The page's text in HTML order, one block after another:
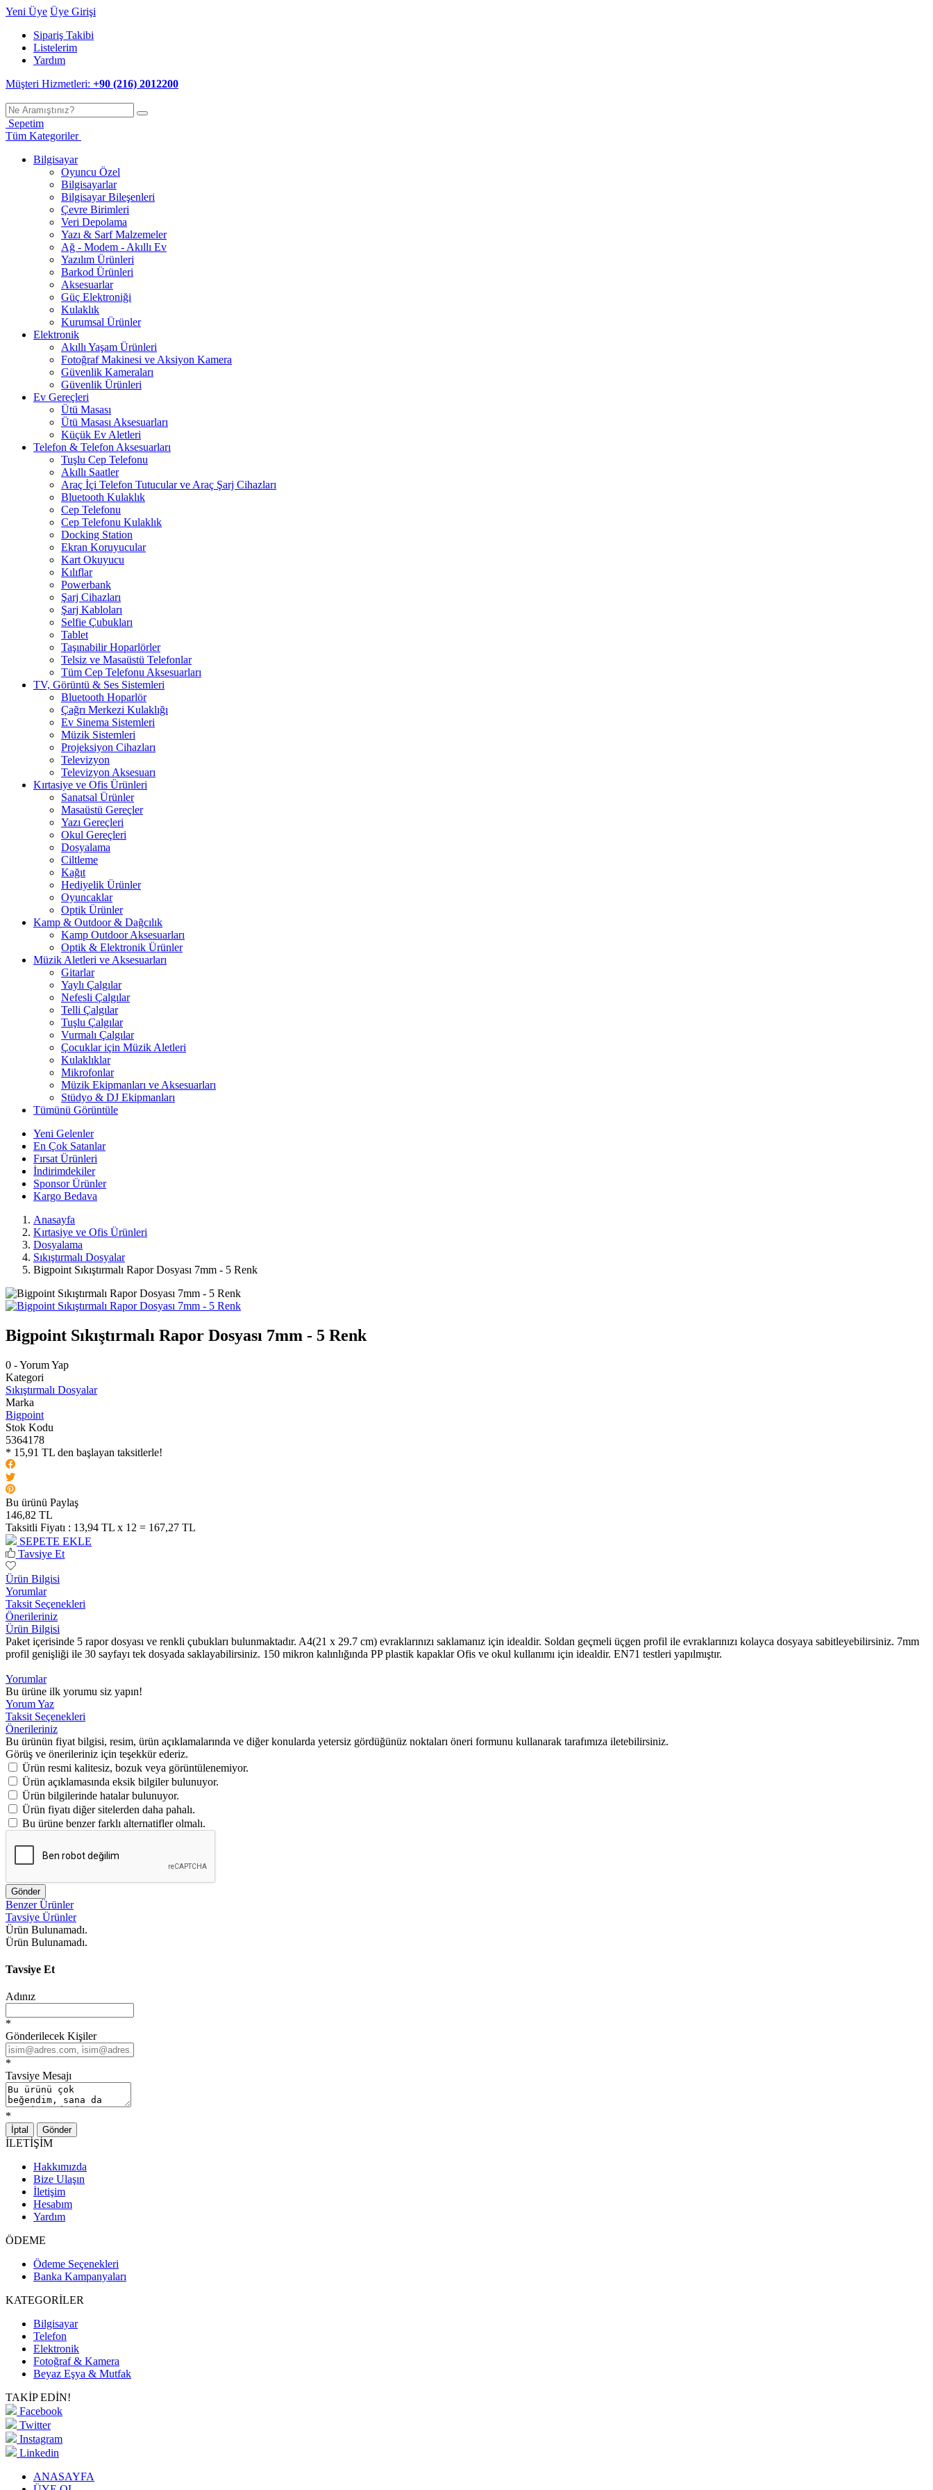
Yeni Üye Üye Girişi
Sipariş Takibi
Listelerim
Yardım
Müşteri Hizmetleri: +90 (216) 2012200
Sepetim
Tüm Kategoriler
Bilgisayar
Oyuncu Özel
Bilgisayarlar
Bilgisayar Bileşenleri
Çevre Birimleri
Veri Depolama
Yazı & Sarf Malzemeler
Ağ - Modem - Akıllı Ev
Yazılım Ürünleri
Barkod Ürünleri
Aksesuarlar
Güç Elektroniği
Kulaklık
Kurumsal Ürünler
Elektronik
Akıllı Yaşam Ürünleri
Fotoğraf Makinesi ve Aksiyon Kamera
Güvenlik Kameraları
Güvenlik Ürünleri
Ev Gereçleri
Ütü Masası
Ütü Masası Aksesuarları
Küçük Ev Aletleri
Telefon & Telefon Aksesuarları
Tuşlu Cep Telefonu
Akıllı Saatler
Araç İçi Telefon Tutucular ve Araç Şarj Cihazları
Bluetooth Kulaklık
Cep Telefonu
Cep Telefonu Kulaklık
Docking Station
Ekran Koruyucular
Kart Okuyucu
Kılıflar
Powerbank
Şarj Cihazları
Şarj Kabloları
Selfie Çubukları
Tablet
Taşınabilir Hoparlörler
Telsiz ve Masaüstü Telefonlar
Tüm Cep Telefonu Aksesuarları
TV, Görüntü & Ses Sistemleri
Bluetooth Hoparlör
Çağrı Merkezi Kulaklığı
Ev Sinema Sistemleri
Müzik Sistemleri
Projeksiyon Cihazları
Televizyon
Televizyon Aksesuarı
Kırtasiye ve Ofis Ürünleri
Sanatsal Ürünler
Masaüstü Gereçler
Yazı Gereçleri
Okul Gereçleri
Dosyalama
Ciltleme
Kağıt
Hediyelik Ürünler
Oyuncaklar
Optik Ürünler
Kamp & Outdoor & Dağcılık
Kamp Outdoor Aksesuarları
Optik & Elektronik Ürünler
Müzik Aletleri ve Aksesuarları
Gitarlar
Yaylı Çalgılar
Nefesli Çalgılar
Telli Çalgılar
Tuşlu Çalgılar
Vurmalı Çalgılar
Çocuklar için Müzik Aletleri
Kulaklıklar
Mikrofonlar
Müzik Ekipmanları ve Aksesuarları
Stüdyo & DJ Ekipmanları
Tümünü Görüntüle
Yeni Gelenler
En Çok Satanlar
Fırsat Ürünleri
İndirimdekiler
Sponsor Ürünler
Kargo Bedava
Anasayfa
Kırtasiye ve Ofis Ürünleri
Dosyalama
Sıkıştırmalı Dosyalar
Bigpoint Sıkıştırmalı Rapor Dosyası 7mm - 5 Renk
Bigpoint Sıkıştırmalı Rapor Dosyası 7mm - 5 Renk
0 - Yorum Yap
Kategori
Sıkıştırmalı Dosyalar
Marka
Bigpoint
Stok Kodu
5364178
* 15,91 TL den başlayan taksitlerle!
Bu ürünü Paylaş
146,82 TL
Taksitli Fiyatı : 13,94 TL x 12 = 167,27 TL
SEPETE EKLE
Tavsiye Et
Ürün Bilgisi
Yorumlar
Taksit Seçenekleri
Önerileriniz
Ürün Bilgisi
Paket içerisinde 5 rapor dosyası ve renkli çubukları bulunmaktadır. A4(21 x 29.7 cm) evraklarınızı saklamanız için idealdir. Soldan geçmeli üçgen profil ile evraklarınızı kolayca dosyaya sabitleyebilirsiniz. 7mm
profil genişliği ile 30 sayfayı tek dosyada saklayabilirsiniz. 150 mikron kalınlığında PP plastik kapaklar Ofis ve okul kullanımı için idealdir. EN71 testleri yapılmıştır.
Yorumlar
Bu ürüne ilk yorumu siz yapın!
Yorum Yaz
Taksit Seçenekleri
Önerileriniz
Bu ürünün fiyat bilgisi, resim, ürün açıklamalarında ve diğer konularda yetersiz gördüğünüz noktaları öneri formunu kullanarak tarafımıza iletebilirsiniz.
Görüş ve önerileriniz için teşekkür ederiz.
Ürün resmi kalitesiz, bozuk veya görüntülenemiyor.
Ürün açıklamasında eksik bilgiler bulunuyor.
Ürün bilgilerinde hatalar bulunuyor.
Ürün fiyatı diğer sitelerden daha pahalı.
Bu ürüne benzer farklı alternatifler olmalı.
Gönder
Benzer Ürünler
Tavsiye Ürünler
Ürün Bulunamadı.
Ürün Bulunamadı.
Tavsiye Et
Adınız
*
Gönderilecek Kişiler
*
Tavsiye Mesajı
*
İptal Gönder
İLETİŞİM
Hakkımızda
Bize Ulaşın
İletişim
Hesabım
Yardım
ÖDEME
Ödeme Seçenekleri
Banka Kampanyaları
KATEGORİLER
Bilgisayar
Telefon
Elektronik
Fotoğraf & Kamera
Beyaz Eşya & Mutfak
TAKİP EDİN!
Facebook
Twitter
Instagram
Linkedin
ANASAYFA